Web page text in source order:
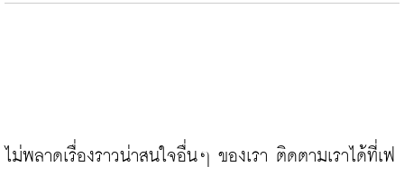
ไม่พลาดเรื่องราวน่าสนใจอื่นๆ ของเรา ติดตามเราได้ที่เฟ